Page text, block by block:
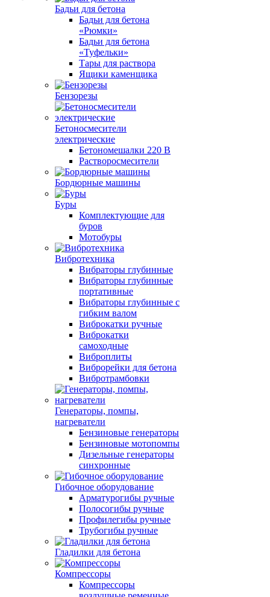
Бадьи для бетона
Бадьи для бетона
«Рюмки»
Бадьи для бетона
«Туфельки»
Тары для раствора
Ящики каменщика
Бензорезы
Бетоносмесители
электрические
Бетономешалки 220 В
Растворосмесители
Бордюрные машины
Буры
Комплектующие для
буров
Мотобуры
Вибротехника
Вибраторы глубинные
Вибраторы глубинные
портативные
Вибраторы глубинные с
гибким валом
Виброкатки ручные
Виброкатки
самоходные
Виброплиты
Виброрейки для бетона
Вибротрамбовки
Генераторы, помпы,
нагреватели
Бензиновые генераторы
Бензиновые мотопомпы
Дизельные генераторы
синхронные
Гибочное оборудование
Арматурогибы ручные
Полосогибы ручные
Профилегибы ручные
Трубогибы ручные
Гладилки для бетона
Компрессоры
Компрессоры